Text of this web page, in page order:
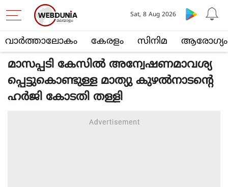
വാര്‍ത്താലോകം കേരളം സിനിമ ആരോഗ്യം
Sat, 8 Aug 2026
മാസപ്പടി കേസില്‍ അന്വേഷണമാവശ്യ
പ്പെട്ടുകൊണ്ടുള്ള മാത്യു കുഴല്‍നാടന്റെ
ഹര്‍ജി കോടതി തള്ളി